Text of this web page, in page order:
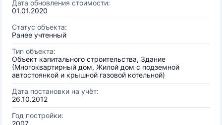
Дата обновления стоимости:
01.01.2020
Статус объекта:
Ранее учтенный
Тип объекта:
Объект капитального строительства, Здание
(Многоквартирный дом, Жилой дом с подземной
автостоянкой и крышной газовой котельной)
Дата постановки на учёт:
26.10.2012
Год постройки:
2007